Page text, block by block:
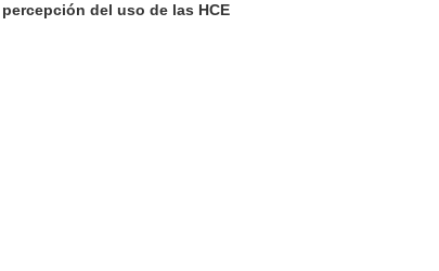
del uso de las HCE